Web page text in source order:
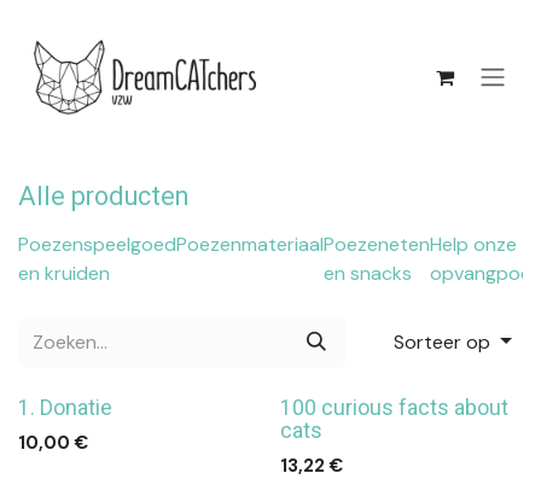
Alle producten
Poezenspeelgoed
en kruiden
PoezenmateriaalPoezeneten
en snacks
Help onze
Sorteer op
1. Donatie
10,00 €
100 curious facts about
cats
13,22 €